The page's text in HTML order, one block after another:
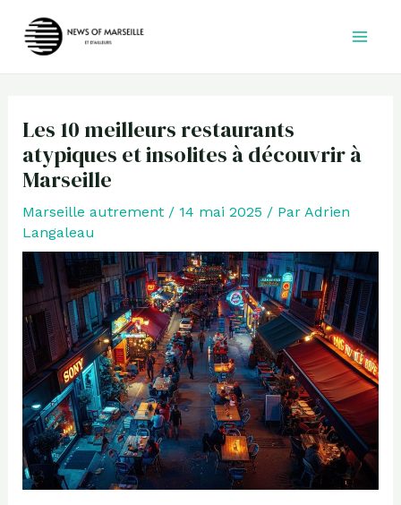
Les 10 meilleurs restaurants
atypiques et insolites à découvrir à
Marseille
Marseille autrement/ 14 mai 2025 / Par Adrien
Langaleau